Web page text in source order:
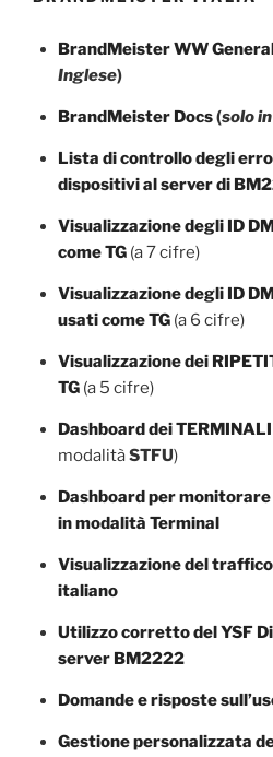
BrandMeister WW
Inglese)
BrandMeister Docs(solo
Lista di controllo degli
dispositivi al server di
Visualizzazione degli ID
come TG(a 7 cifre)
Visualizzazione degli ID
usati come TG(a 6 cifre)
Visualizzazione dei
TG(a 5 cifre)
Dashboard dei TERMINALI
modalitàSTFU)
Dashboard per
in modalità Terminal
Visualizzazione del
italiano
Utilizzo corretto del YSF
server BM2222
Domande e risposte
Gestione personalizzata